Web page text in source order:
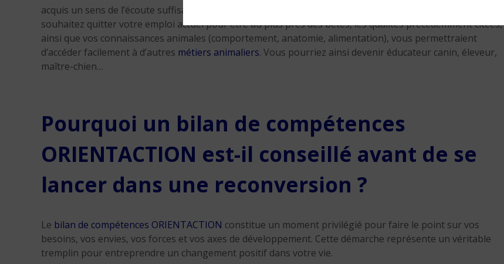
acquis un sens de l’écoute suffisant pour savoir rassurer les propriétaires d’animaux blessés. Si vous
souhaitez quitter votre emploi actuel pour être au plus près des bêtes, les qualités précédemment citées,
ainsi que vos connaissances animales (comportement, anatomie, alimentation), vous permettraient
d’accéder facilement à d’autres métiers animaliers. Vous pourriez ainsi devenir éducateur canin, éleveur,
maître-chien…
Pourquoi un bilan de compétences
ORIENTACTION est-il conseillé avant de se
lancer dans une reconversion ?
Le bilan de compétences ORIENTACTION constitue un moment privilégié pour faire le point sur vos
besoins, vos envies, vos forces et vos axes de développement. Cette démarche représente un véritable
tremplin pour entreprendre un changement positif dans votre vie.